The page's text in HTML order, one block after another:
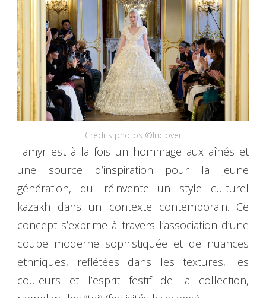
Crédits photos ©Inclover
Tamyr est à la fois un hommage aux aînés et
une source d’inspiration pour la jeune
génération, qui réinvente un style culturel
kazakh dans un contexte contemporain. Ce
concept s’exprime à travers l’association d’une
coupe moderne sophistiquée et de nuances
ethniques, reflétées dans les textures, les
couleurs et l’esprit festif de la collection,